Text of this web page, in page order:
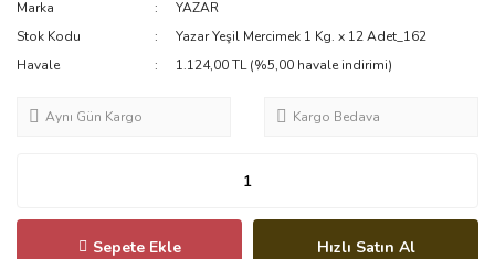
Marka
YAZAR
Stok Kodu
Yazar Yeşil Mercimek 1 Kg. x 12 Adet_162
Havale
1.124,00 TL (%5,00 havale indirimi)
Aynı Gün Kargo Kargo Bedava
Sepete Ekle Hızlı Satın Al